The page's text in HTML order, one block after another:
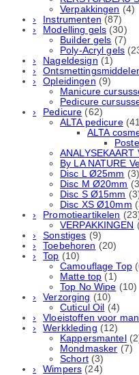
Verpakkingen (4)
Instrumenten (87)
Modelling gels (30)
Builder gels (7)
Poly-Acryl gels
Nageldesign (1)
Opleidingen (9)
Manicure
Pedicure
Pedicure (62)
ALTA pedicure
ALTA
ANALYSEKAART
By LA NATURE
Disc L Ø25mm (3)
Disc M Ø20mm
Disc S Ø15mm
Disc XS Ø10mm
Promotieartikelen
VERPAKKINGEN
Sonstiges (9)
Toebehoren (20)
Top (10)
Camouflage Top
Matte top (1)
Top No Wipe (10)
Verzorging (10)
Cuticul Oil (4)
Vloeistoffen voor
Werkkleding (12)
Kappersmantel
Mondmasker (7)
Schort (3)
Wimpers (24)